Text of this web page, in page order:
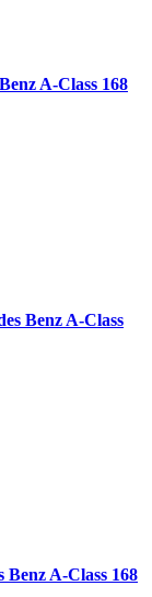
A-Class 168
Benz A-Class
Benz A-Class 168